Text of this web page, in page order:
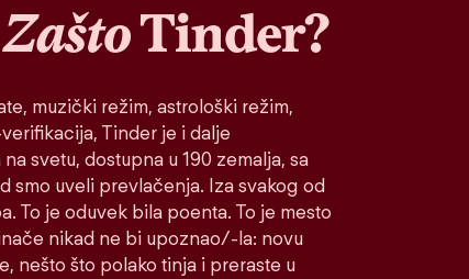
ZaštoTinder?
muzički režim, astrološki režim,
Tinder je i dalje
svetu, dostupna u 190 zemalja, sa
smo uveli prevlačenja. Iza svakog od
To je oduvek bila poenta. To je mesto
nikad ne bi upoznao/-la: novu
nešto što polako tinja i preraste u